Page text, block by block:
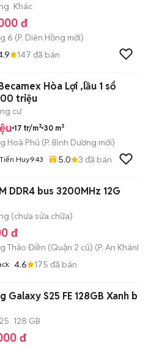
Khác
đ
6 (P. Diên Hồng mới)
147 đã bán
Hòa Lợi ,lầu 1 sổ
triệu
cư
17 tr/m² 30 m²
Hoà Phú (P. Bình Dương mới)
Huy943 5.0 3 đã bán
DDR4 bus 3200MHz 12G
(chưa sửa chữa)
đ
Thảo Điền (Quận 2 cũ) (P. An Khánh
4.6 175 đã bán
Galaxy S25 FE 128GB Xanh bh
128 GB
đ